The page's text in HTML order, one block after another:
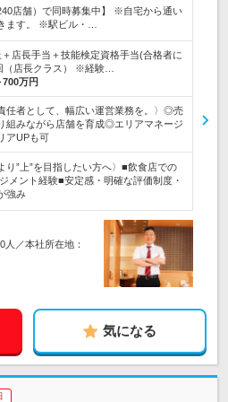
店舗）で同時募集中】 ※自宅から通い
ます。 ※駅ビル・…
店長手当＋技能検定資格手当(合格者に
（店長クラス） ※経験…
700万円
任者として、幅広い運営業務を。〉◎売
組みながら店舗を育成◎エリアマネージ
アUPも可
り”上”を目指したい方へ〉■飲食店での
メント経験■安定感・明確な評価制度・
強み
／本社所在地：
気になる